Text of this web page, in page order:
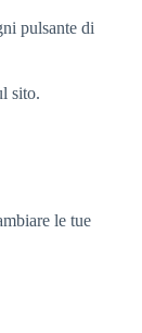
pulsante di
sito.
le tue